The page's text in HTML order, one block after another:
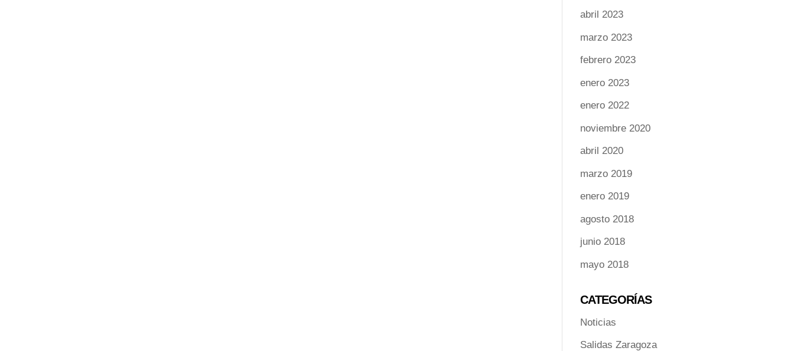
abril 2023
marzo 2023
febrero 2023
enero 2023
enero 2022
noviembre 2020
abril 2020
marzo 2019
enero 2019
agosto 2018
junio 2018
mayo 2018
CATEGORÍAS
Noticias
Salidas Zaragoza